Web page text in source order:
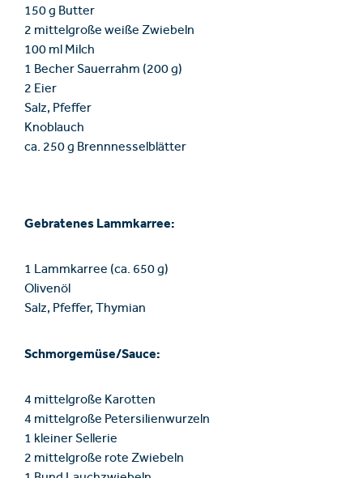
150 g Butter
2 mittelgroße weiße Zwiebeln
100 ml Milch
1 Becher Sauerrahm (200 g)
2 Eier
Salz, Pfeffer
Knoblauch
ca. 250 g Brennnesselblätter
Gebratenes Lammkarree:
1 Lammkarree (ca. 650 g)
Olivenöl
Salz, Pfeffer, Thymian
Schmorgemüse/Sauce:
4 mittelgroße Karotten
4 mittelgroße Petersilienwurzeln
1 kleiner Sellerie
2 mittelgroße rote Zwiebeln